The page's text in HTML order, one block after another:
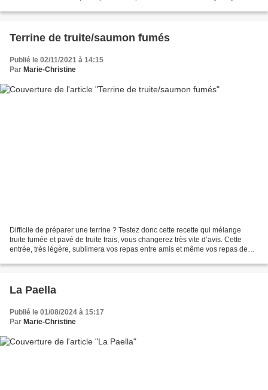
Terrine de truite/saumon fumés
Publié le 02/11/2021 à 14:15
Par Marie-Christine
Difficile de préparer une terrine ? Testez donc cette recette qui mélange
truite fumée et pavé de truite frais, vous changerez très vite d’avis. Cette
entrée, très légère, sublimera vos repas entre amis et même vos repas de
La Paella
Publié le 01/08/2024 à 15:17
Par Marie-Christine